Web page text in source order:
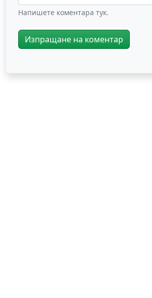
Напишете коментара тук.
Изпращане на коментар